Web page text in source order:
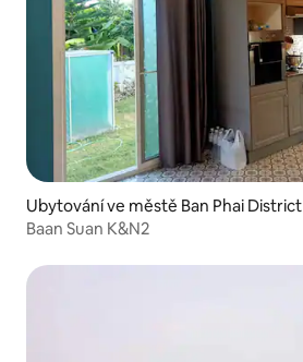
Ubytování ve městě Ban Phai District
Baan Suan K&N2